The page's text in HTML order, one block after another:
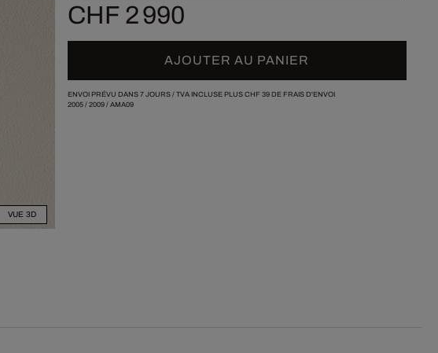
VUE 3D
CHF 2 990
AJOUTER AU PANIER
ENVOI PRÉVU DANS 7 JOURS / TVA INCLUSE PLUS CHF 39DE FRAIS D'ENVOI
2005/ 2009/ AMA09